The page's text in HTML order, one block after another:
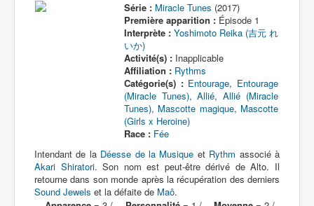
Nom
Catégorie
Série : Miracle Tunes (2017)
Première apparition :Épisode 1
Interprète : Yoshimoto Reika (吉元 れ
いか)
Activité(s) :Inapplicable
Affiliation : Rythms
Catégorie(s) : Entourage, Entourage
(Miracle Tunes),Allié,Allié (Miracle
Tunes), Mascotte magique, Mascotte
(Girls x Heroine)
Race : Fée
Intendant de la Déesse de la Musique et Rythm associé à
Akari Shiratori. Son nom est peut-être dérivé de Alto. Il
retourne dans son monde après la récupération des derniers
Sound Jewels et la défaite de Maô.